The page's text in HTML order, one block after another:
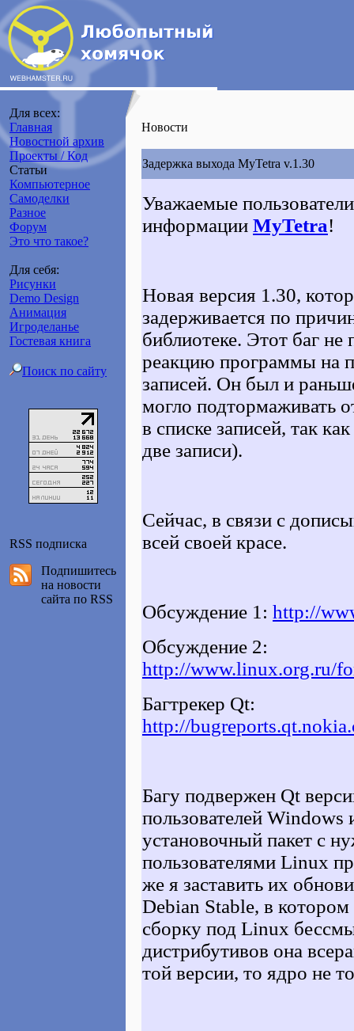
Для всех:
Главная
Новостной архив
Проекты / Код
Статьи
Компьютерное
Самоделки
Разное
Форум
Это что такое?
Для себя:
Рисунки
Demo Design
Анимация
Игроделанье
Гостевая книга
Поиск по сайту
RSS подписка
Подпишитесь
на новости
сайта по RSS
Новости
Задержка выхода MyTetra v.1.30
Уважаемые
информации MyTetra!
Новая версия 1.30,
задерживается по
библиотеке. Этот баг не
реакцию программы на
записей. Он был и
могло подтормаживать
в списке записей, так
две записи).
Сейчас, в связи с
всей своей красе.
Обсуждение 1: http://
Обсуждение 2:
http://www.linux.org.ru/
Багтрекер Qt:
http://
Багу подвержен Qt
пользователей Windows
установочный пакет с
пользователями Linux
же я заставить их
Debian Stable, в
сборку под Linux
дистрибутивов она
той версии, то ядро не